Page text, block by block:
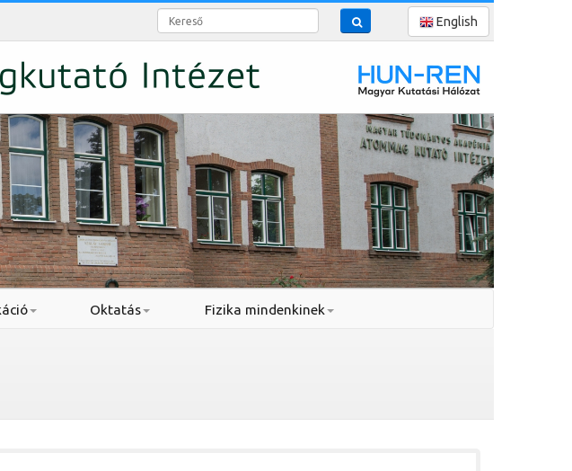
Kereső English
Oktatás Fizika mindenkinek